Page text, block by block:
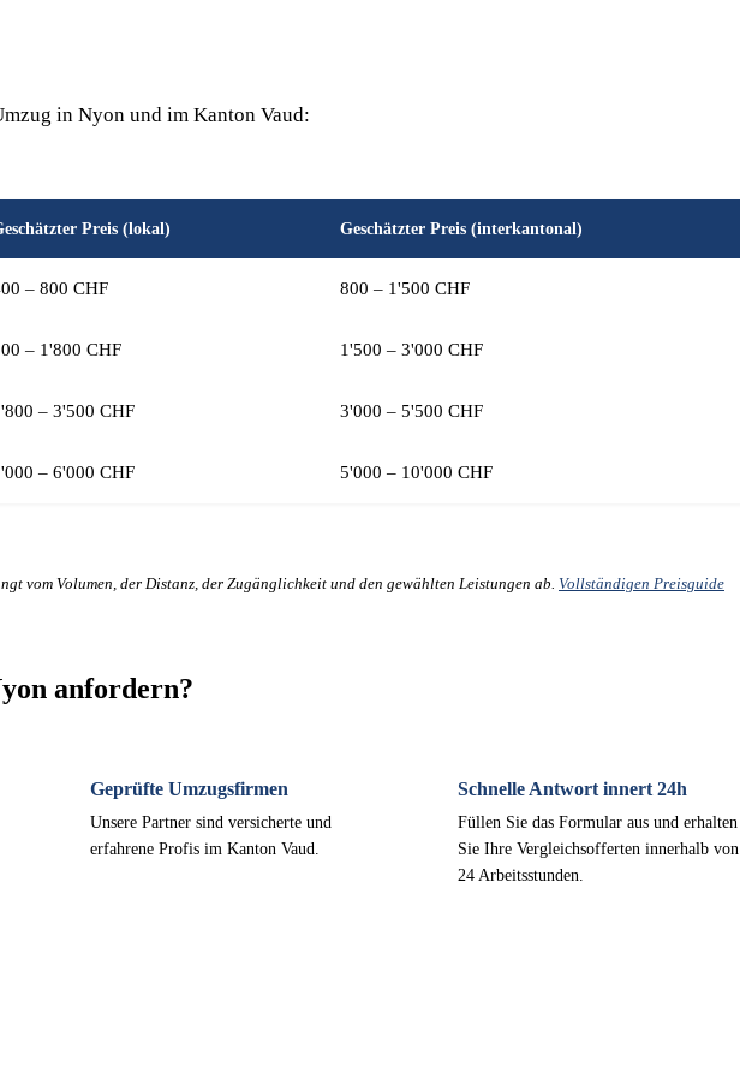
in Nyon und im Kanton Vaud:
Preis (lokal) Geschätzter Preis (interkantonal)
– 800 CHF 800 – 1'500 CHF
– 1'800 CHF 1'500 – 3'000 CHF
– 3'500 CHF 3'000 – 5'500 CHF
– 6'000 CHF 5'000 – 10'000 CHF
vom Volumen, der Distanz, der Zugänglichkeit und den gewählten Leistungen ab. Vollständigen Preisguide
anfordern?
Geprüfte Umzugsfirmen
Unsere Partner sind versicherte und
erfahrene Profis im Kanton Vaud.
Schnelle Antwort innert 24h
Füllen Sie das Formular aus und erhalten
Sie Ihre Vergleichsofferten innerhalb von
24 Arbeitsstunden.